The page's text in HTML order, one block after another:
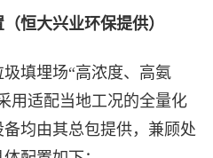
恒大兴业环保提供）
填埋场“高浓度、高氨
用适配当地工况的全量化
均由其总包提供，兼顾处